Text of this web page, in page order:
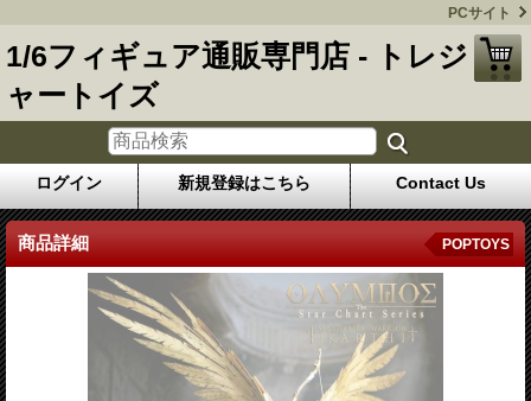
PCサイト
1/6フィギュア通販専門店 - トレジ
ャートイズ
ログイン 新規登録はこちら Contact Us
商品詳細 POPTOYS